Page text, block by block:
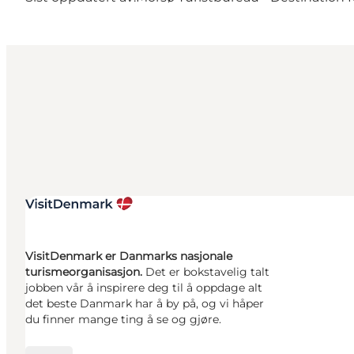
VisitDenmark er Danmarks nasjonale
turismeorganisasjon. Det er bokstavelig talt
jobben vår å inspirere deg til å oppdage alt
det beste Danmark har å by på, og vi håper
du finner mange ting å se og gjøre.